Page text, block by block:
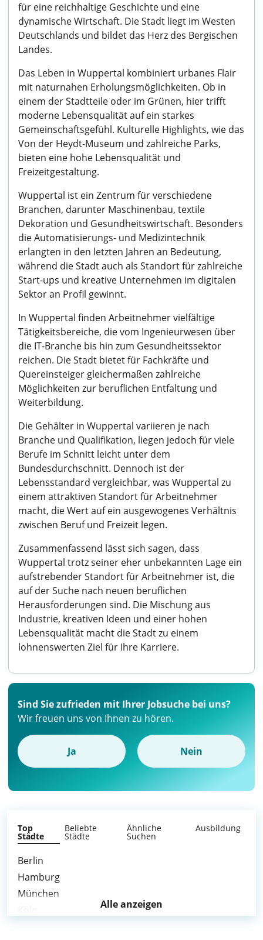
für eine reichhaltige Geschichte und eine
dynamische Wirtschaft. Die Stadt liegt im Westen
Deutschlands und bildet das Herz des Bergischen
Landes.
Das Leben in Wuppertal kombiniert urbanes Flair
mit naturnahen Erholungsmöglichkeiten. Ob in
einem der Stadtteile oder im Grünen, hier trifft
moderne Lebensqualität auf ein starkes
Gemeinschaftsgefühl. Kulturelle Highlights, wie das
Von der Heydt-Museum und zahlreiche Parks,
bieten eine hohe Lebensqualität und
Freizeitgestaltung.
Wuppertal ist ein Zentrum für verschiedene
Branchen, darunter Maschinenbau, textile
Dekoration und Gesundheitswirtschaft. Besonders
die Automatisierungs- und Medizintechnik
erlangten in den letzten Jahren an Bedeutung,
während die Stadt auch als Standort für zahlreiche
Start-ups und kreative Unternehmen im digitalen
Sektor an Profil gewinnt.
In Wuppertal finden Arbeitnehmer vielfältige
Tätigkeitsbereiche, die vom Ingenieurwesen über
die IT-Branche bis hin zum Gesundheitssektor
reichen. Die Stadt bietet für Fachkräfte und
Quereinsteiger gleichermaßen zahlreiche
Möglichkeiten zur beruflichen Entfaltung und
Weiterbildung.
Die Gehälter in Wuppertal variieren je nach
Branche und Qualifikation, liegen jedoch für viele
Berufe im Schnitt leicht unter dem
Bundesdurchschnitt. Dennoch ist der
Lebensstandard vergleichbar, was Wuppertal zu
einem attraktiven Standort für Arbeitnehmer
macht, die Wert auf ein ausgewogenes Verhältnis
zwischen Beruf und Freizeit legen.
Zusammenfassend lässt sich sagen, dass
Wuppertal trotz seiner eher unbekannten Lage ein
aufstrebender Standort für Arbeitnehmer ist, die
auf der Suche nach neuen beruflichen
Herausforderungen sind. Die Mischung aus
Industrie, kreativen Ideen und einer hohen
Lebensqualität macht die Stadt zu einem
lohnenswerten Ziel für Ihre Karriere.
Sind Sie zufrieden mit Ihrer Jobsuche bei uns?
Wir freuen uns von Ihnen zu hören.
Ja Nein
Top
Städte
Beliebte
Städte
Ähnliche
Suchen
Ausbildung
Berlin
Hamburg
München
Alle anzeigen